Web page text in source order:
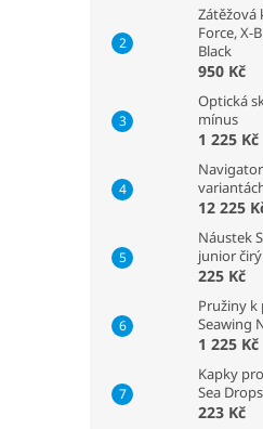
Zátěžová
Force, X-
Black
950 Kč
Optická
mínus
1 225 Kč
12 225
Náustek
junior čirý
225 Kč
Pružiny
Seawing
1 225 Kč
Kapky
Sea
223 Kč